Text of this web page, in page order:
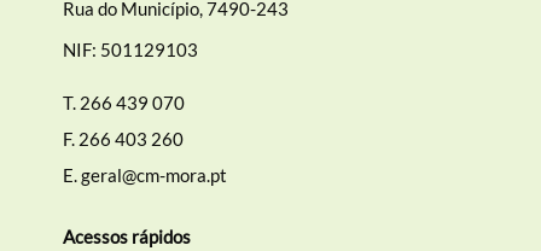
Rua do Município, 7490-243
NIF: 501129103
T. 266 439 070
F. 266 403 260
E.geral@cm-mora.pt
Acessos rápidos